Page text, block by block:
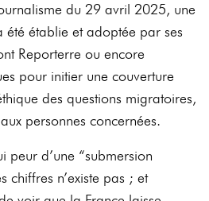
du 29 avril 2025, une
établie et adoptée par ses
Reporterre ou encore
pour initier une couverture
des questions migratoires,
personnes concernées.
peur d’une “submersion
chiffres n’existe pas ; et